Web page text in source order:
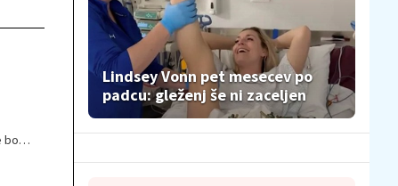
bo
Lindsey Vonn pet mesecev po
padcu: gleženj še ni zaceljen